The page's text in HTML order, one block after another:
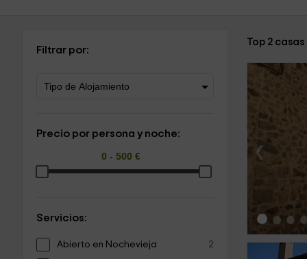
Filtrar por:
Precio por persona y noche:
Servicios:
Abierto en Nochevieja 2
Top 2
‹